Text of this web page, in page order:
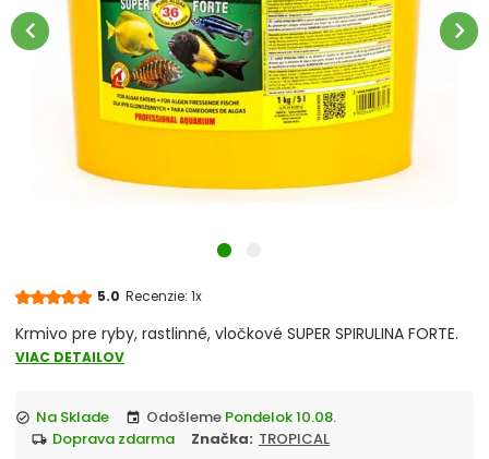
Lyofilizované
Artemia
Cichlidy
Korytnačky a teráriové živočíchy
Morské ryby
chevron_left chevron_right
5.0 Recenzie: 1x
Krmivo pre ryby, rastlinné, vločkové SUPER SPIRULINA FORTE.
VIAC DETAILOV
check_circle Na Sklade event Odošleme Pondelok 10.08.
local_shipping doprava zdarma Značka: TROPICAL